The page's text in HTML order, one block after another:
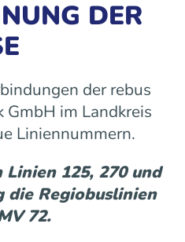
DER
der rebus
GmbH im Landkreis
Liniennummern.
125, 270 und
die Regiobuslinien
72.